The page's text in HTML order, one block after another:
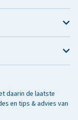
daarin de laatste
en tips & advies van